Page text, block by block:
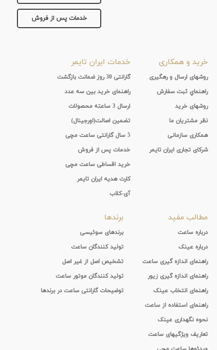
خدمات پس از فروش
خرید و همکاری
روشهای ارسال و رهگیری
راهنماي ثبت سفارش
روشهای خرید
نظر مشتریان ما
همکاری سازمانی
شرکای تجاری ایران تایمر
خدمات ایران تایمر
گارانتی 30 روز ضمانت بازگشت
راهنمای خرید بین سه عدد
ارسال 3 ساعته محصولات
تضمین اصالت(اورجینال)
5 سال گارانتی ساعت مچی
خدمات پس از فروش
خرید اقساطی ساعت مچی
کارت هدیه ایران تایمر
آی-کلاب
مطالب مفید
درباره ساعت
درباره عینک
راهنمای اندازه گیری ساعت
راهنمای اندازه گیری زیور
راهنمای انتخاب عینک
راهنمای استفاده از ساعت
نحوه نگهداری عینک
تعاریف ویژگیهای ساعت
برندها
برندهای سوئیسی
تولید کنندگان ساعت
تشخیص اصل از غیر اصل
تولید کنندگان موتور ساعت
توضیحات گارانتی ساعت در برندها